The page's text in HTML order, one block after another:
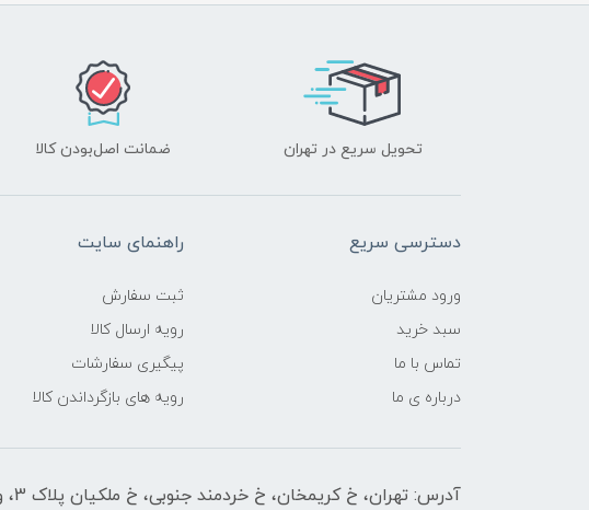
تحویل سریع در تهران ضمانت اصل‌بودن کالا
دسترسی سریع
ورود مشتریان
سبد خرید
تماس با ما
درباره ی ما
راهنمای سایت
ثبت سفارش
رویه ارسال کالا
پیگیری سفارشات
رویه های بازگرداندن کالا
آدرس: تهران، خ کریمخان، خ خردمند جنوبی، خ ملکیان پلاک 3، واحد یک